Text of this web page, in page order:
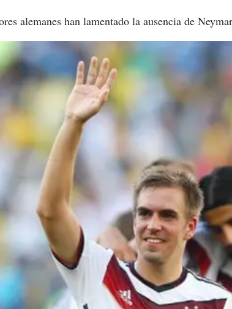
alemanes han lamentado la ausencia de